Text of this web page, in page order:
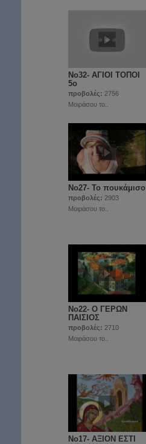
Νο32- ΑΓΙΟΙ ΤΟΠΟΙ
5ο
προβολές: 2756
Μοιράσου το..
Νο27- Το πουκάμισο
προβολές: 2903
Μοιράσου το..
Νο22- O ΓΕΡΩΝ
ΠΑΙΣΙΟΣ
προβολές: 2710
Μοιράσου το..
Νο17- ΑΞΙΟΝ ΕΣΤΙ